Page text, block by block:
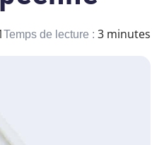
Temps de lecture : 3 minutes